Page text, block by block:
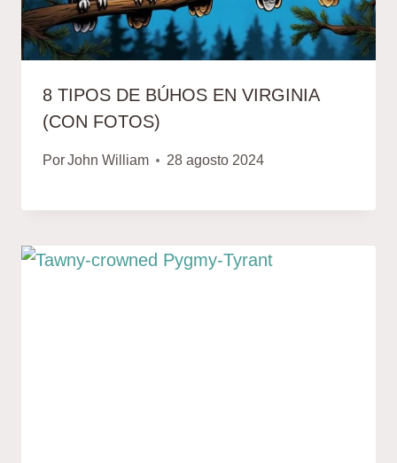
8 TIPOS DE BÚHOS EN VIRGINIA
(CON FOTOS)
PorJohn William 28 agosto 2024